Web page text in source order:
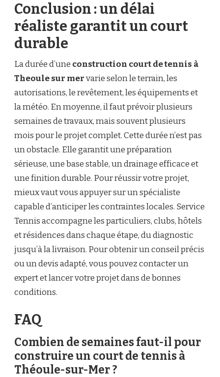
Conclusion : un délai
réaliste garantit un court
durable
La durée d’une construction court de tennis à
Theoule sur mervarie selon le terrain, les
autorisations, le revêtement, les équipements et
la météo. En moyenne, il faut prévoir plusieurs
semaines de travaux, mais souvent plusieurs
mois pour le projet complet. Cette durée n’est pas
un obstacle. Elle garantit une préparation
sérieuse, une base stable, un drainage efficace et
une finition durable. Pour réussir votre projet,
mieux vaut vous appuyer sur un spécialiste
capable d’anticiper les contraintes locales. Service
Tennis accompagne les particuliers, clubs, hôtels
et résidences dans chaque étape, du diagnostic
jusqu’à la livraison. Pour obtenir un conseil précis
ou un devis adapté, vous pouvez contacter un
expert et lancer votre projet dans de bonnes
conditions.
FAQ
Combien de semaines faut-il pour
construire un court de tennis à
Théoule-sur-Mer ?